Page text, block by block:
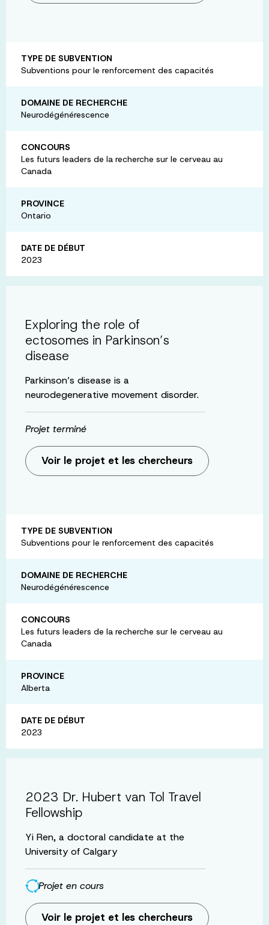
TYPE DE SUBVENTION
Subventions pour le renforcement des capacités
DOMAINE DE RECHERCHE
Neurodégénérescence
CONCOURS
Les futurs leaders de la recherche sur le cerveau au
Canada
PROVINCE
Ontario
DATE DE DÉBUT
2023
Exploring the role of
ectosomes in Parkinson’s
disease
Parkinson’s disease is a
neurodegenerative movement disorder.
Projet terminé
Voir le projet et les chercheurs
TYPE DE SUBVENTION
Subventions pour le renforcement des capacités
DOMAINE DE RECHERCHE
Neurodégénérescence
CONCOURS
Les futurs leaders de la recherche sur le cerveau au
Canada
PROVINCE
Alberta
DATE DE DÉBUT
2023
2023 Dr. Hubert van Tol Travel
Fellowship
Yi Ren, a doctoral candidate at the
University of Calgary
Projet en cours
Voir le projet et les chercheurs